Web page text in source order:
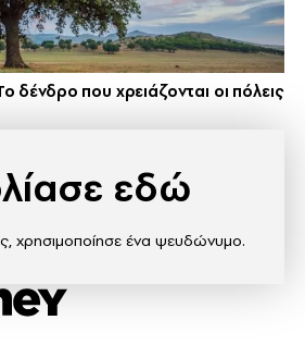
δένδρο που χρειάζονται οι πόλεις
εδώ
χρησιμοποίησε ένα ψευδώνυμο.